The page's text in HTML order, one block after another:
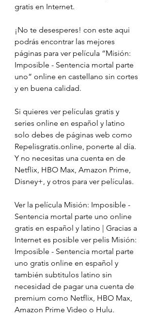
gratis en Internet.
¡No te desesperes! con este aqui
podrás encontrar las mejores
páginas para ver película “Misión:
Imposible - Sentencia mortal parte
uno” online en castellano sin cortes
y en buena calidad.
Si quieres ver películas gratis y
series online en español y latino
solo debes de páginas web como
Repelisgratis.online, ponerte al día.
Y no necesitas una cuenta en de
Netflix, HBO Max, Amazon Prime,
Disney+, y otros para ver películas.
Ver la película Misión: Imposible -
Sentencia mortal parte uno online
gratis en español y latino | Gracias a
Internet es posible ver pelis Misión:
Imposible - Sentencia mortal parte
uno gratis online en español y
también subtitulos latino sin
necesidad de pagar una cuenta de
premium como Netflix, HBO Max,
Amazon Prime Video o Hulu.